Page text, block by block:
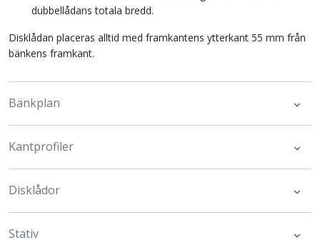
dubbellådans totala bredd.
Disklådan placeras alltid med framkantens ytterkant 55 mm från
bänkens framkant.
Bänkplan
Kantprofiler
Disklådor
Stativ